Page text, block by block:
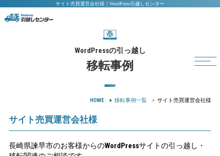
サイト売買運営会社様｜WordPress引越しセンター
WordPressの引っ越し
移転事例
HOME 移転事例一覧 サイト売買運営会社様
サイト売買運営会社様
長崎県諫早市のお客様からのWordPressサイトの引っ越し・